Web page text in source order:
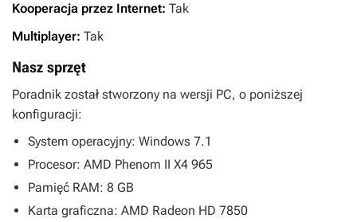
Kooperacja przez Internet: Tak
Multiplayer: Tak
Nasz sprzęt
Poradnik został stworzony na wersji PC, o poniższej
konfiguracji:
System operacyjny: Windows 7.1
Procesor: AMD Phenom II X4 965
Pamięć RAM: 8 GB
Karta graficzna: AMD Radeon HD 7850